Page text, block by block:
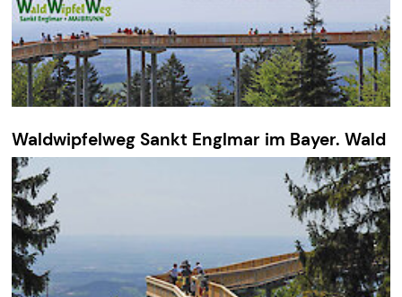
Waldwipfelweg Sankt Englmar im Bayer. Wald